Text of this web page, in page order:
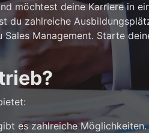
möchtest deine Karriere in
du zahlreiche
Management. Starte
es zahlreiche Möglichkeiten.